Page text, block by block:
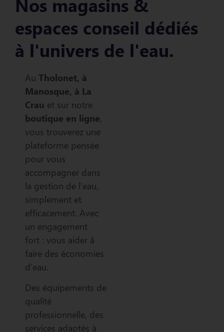
Nos magasins &
espaces conseil dédiés
à l'univers de l'eau.
Au Tholonet, à
Manosque, à La
Crau et sur notre
boutique en ligne,
vous trouverez une
plateforme pensée
pour vous
accompagner dans
la gestion de l’eau,
simplement et
efficacement. Avec
un engagement
fort : vous aider à
faire des économies
d’eau.
Des équipements de
qualité
professionnelle, des
services adaptés à